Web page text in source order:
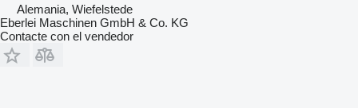
Alemania, Wiefelstede
Eberlei Maschinen GmbH & Co. KG
Contacte con el vendedor